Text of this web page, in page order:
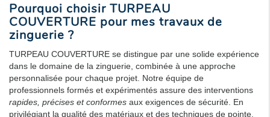
Pourquoi choisir TURPEAU
COUVERTURE pour mes travaux de
zinguerie ?
TURPEAU COUVERTURE se distingue par une solide expérience
dans le domaine de la zinguerie, combinée à une approche
personnalisée pour chaque projet. Notre équipe de
professionnels formés et expérimentés assure des interventions
rapides, précises et conformes aux exigences de sécurité. En
privilégiant la qualité des matériaux et des techniques de pointe,